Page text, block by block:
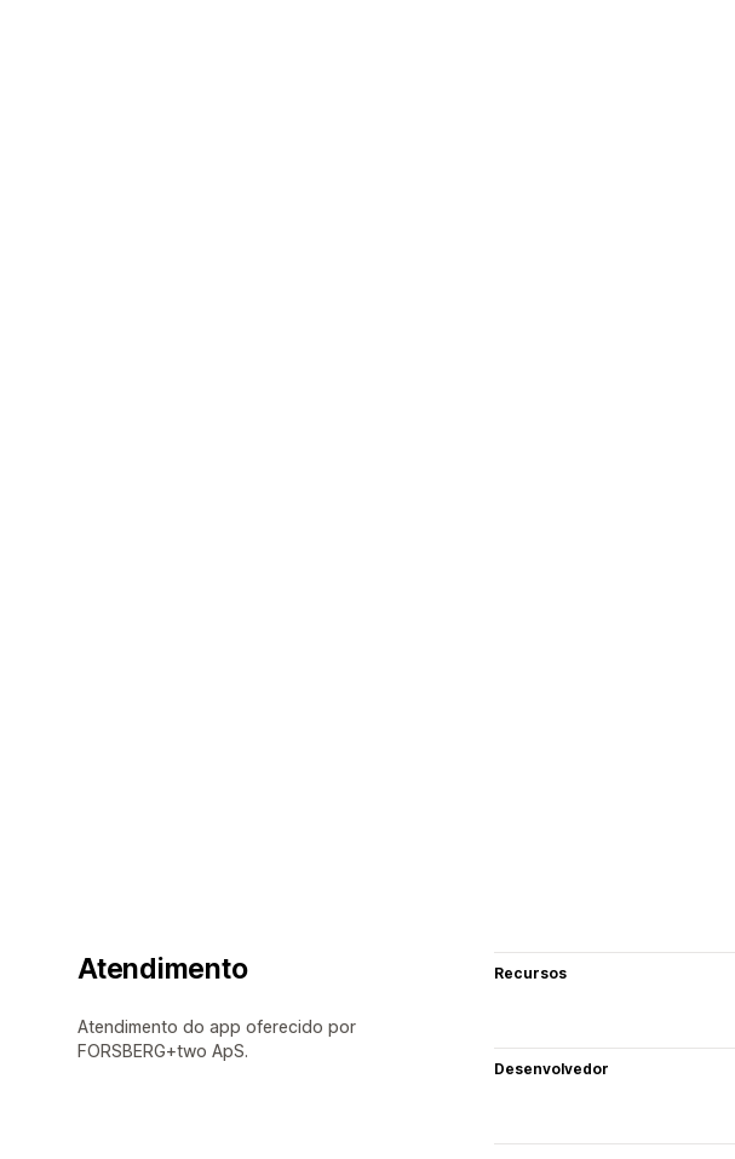
Atendimento
Atendimento do app oferecido por
FORSBERG+two ApS.
Recursos
Desenvolvedor